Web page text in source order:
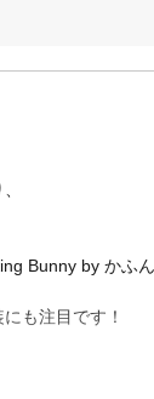
Bunny by かふ
も注目です！